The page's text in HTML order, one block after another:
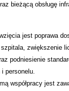
bieżącą obsługę
jest poprawa
zwiększenie
podniesienie
personelu.
współpracy jest